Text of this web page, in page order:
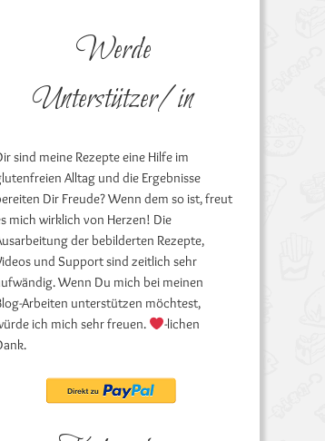
Werde
Unterstützer/in
sind meine Rezepte eine Hilfe im
Alltag und die Ergebnisse
Dir Freude? Wenn dem so ist, freut
mich wirklich von Herzen! Die
der bebilderten Rezepte,
und Support sind zeitlich sehr
Wenn Du mich bei meinen
Arbeiten unterstützen möchtest,
ich mich sehr freuen.
-lichen